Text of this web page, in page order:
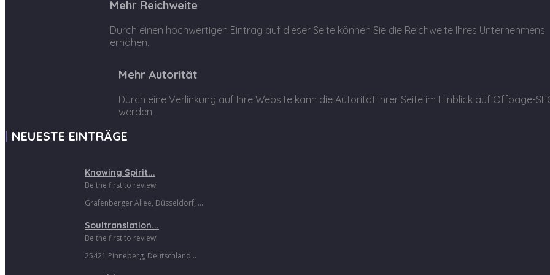
Mehr Reichweite
Durch einen hochwertigen Eintrag auf dieser Seite können Sie die Reichweite Ihres Unternehmens
erhöhen.
Mehr Autorität
Durch eine Verlinkung auf Ihre Website kann die Autorität Ihrer Seite im Hinblick auf Offpage-
werden.
NEUESTE EINTRÄGE
Knowing Spirit...
Be the first to review!
Grafenberger Allee, Düsseldorf, ...
Soultranslation...
Be the first to review!
25421 Pinneberg, Deutschland...